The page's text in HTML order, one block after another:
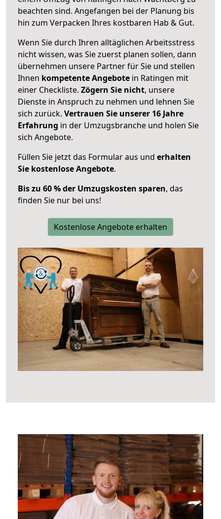
beachten sind. Angefangen bei der Planung bis
hin zum Verpacken Ihres kostbaren Hab & Gut.
Wenn Sie durch Ihren alltäglichen Arbeitsstress
nicht wissen, was Sie zuerst planen sollen, dann
übernehmen unsere Partner für Sie und stellen
Ihnen kompetente Angebote in Ratingen mit
einer Checkliste. Zögern Sie nicht, unsere
Dienste in Anspruch zu nehmen und lehnen Sie
sich zurück. Vertrauen Sie unserer 16 Jahre
Erfahrung in der Umzugsbranche und holen Sie
sich Angebote.
Füllen Sie jetzt das Formular aus und erhalten
Sie kostenlose Angebote.
Bis zu 60 % der Umzugskosten sparen, das
finden Sie nur bei uns!
Kostenlose Angebote erhalten